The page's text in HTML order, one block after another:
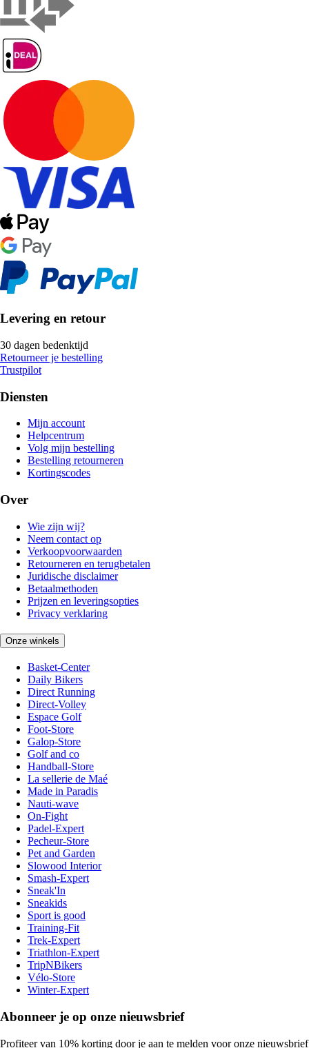
Levering en retour
30 dagen bedenktijd
Retourneer je bestelling
Trustpilot
Diensten
Mijn account
Helpcentrum
Volg mijn bestelling
Bestelling retourneren
Kortingscodes
Over
Wie zijn wij?
Neem contact op
Verkoopvoorwaarden
Retourneren en terugbetalen
Juridische disclaimer
Betaalmethoden
Prijzen en leveringsopties
Privacy verklaring
Onze winkels
Basket-Center
Daily Bikers
Direct Running
Direct-Volley
Espace Golf
Foot-Store
Galop-Store
Golf and co
Handball-Store
La sellerie de Maé
Made in Paradis
Nauti-wave
On-Fight
Padel-Expert
Pecheur-Store
Pet and Garden
Slowood Interior
Smash-Expert
Sneak'In
Sneakids
Sport is good
Training-Fit
Trek-Expert
Triathlon-Expert
TripNBikers
Vélo-Store
Winter-Expert
Abonneer je op onze nieuwsbrief
Profiteer van 10% korting door je aan te melden voor onze nieuwsbrief